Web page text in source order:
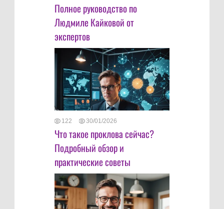
Полное руководство по
Людмиле Кайковой от
экспертов
122 30/01/2026
Что такое проклова сейчас?
Подробный обзор и
практические советы